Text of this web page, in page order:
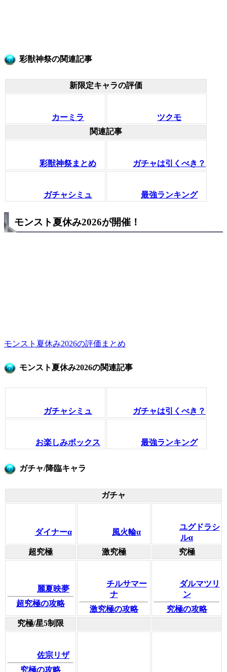
彩獣神祭の関連記事
新限定キャラの評価
カーミラ
ツクモ
関連記事
彩獣神祭まとめ ガチャは引くべき？
ガチャシミュ 最強ランキング
モンスト夏休み2026が開催！
モンスト夏休み2026の評価まとめ
モンスト夏休み2026の関連記事
ガチャシミュ ガチャは引くべき？
お楽しみボックス 最強ランキング
ガチャ/降臨キャラ
ガチャ
ダイナーα 風火輪α
ユグドラシ
ルα
超究極
激究極 究極
麗夏映夢
超究極の攻略
チルサマー
ナ
激究極の攻略
ダルマツリ
ン
究極の攻略
究極/星5制限
佐宗リザ
究極の攻略